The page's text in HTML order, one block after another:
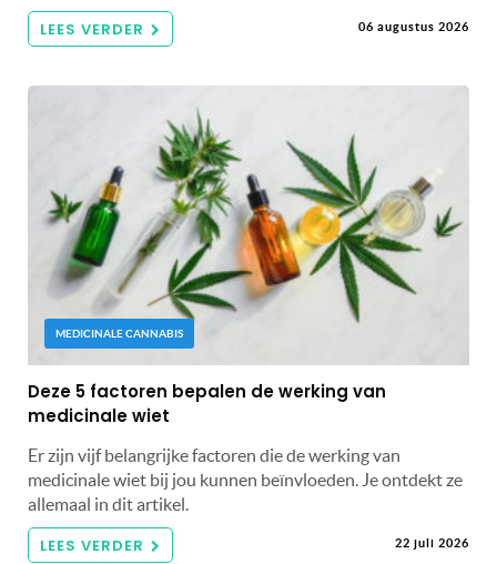
LEES VERDER 06 augustus 2026
MEDICINALE CANNABIS
Deze 5 factoren bepalen de werking van
medicinale wiet
Er zijn vijf belangrijke factoren die de werking van
medicinale wiet bij jou kunnen beïnvloeden. Je ontdekt ze
allemaal in dit artikel.
LEES VERDER 22 juli 2026